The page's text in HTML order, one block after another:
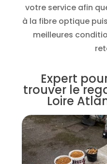
votre service afin
à la fibre optique
meilleures
Expert
trouver le
Loire